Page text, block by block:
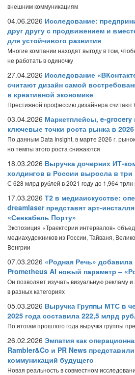
внешним коммуникациям
04.06.2026 Исследование:
друг другу с продвижением и
для устойчивого развития
Многие компании находят выгоду в том,
не работать в одиночку
27.04.2026 Исследование
считают дизайн самой
в креативной экономике
Престижной профессию дизайнера
03.04.2026 Маркетплейсы, e-grocery
ключевые точки роста рынка в
По данным Data Insight, в марте 2026 г.
но темпы этого роста снижаются
18.03.2026 Выручка дочерних ИТ-
холдингов в России выросла в три
С 628 млрд рублей в 2021 году до 1,964 трлн
17.03.2026 Т2 в медиаискусстве:
dreamlaser представят арт-
«Севкабель Порту»
Экспозиция «Траектории интервалов»
медиахудожников из России, Тайваня,
Венгрии
07.03.2026 «Родная Речь»
Prometheus AI новый параметр –
Он позволяет изучать визуальную рекламу
в разных категориях
05.03.2026 Выручка Группы МТС в
2025 года составила 222,5 млрд
По итогам прошлого года выручка группы
26.02.2026 Эмпатия как
Rambler&Co и PR News
коммуникаций будущего
Новая реальность в совместном